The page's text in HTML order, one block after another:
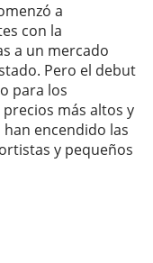
a
con la
a un mercado
Pero el debut
para los
más altos y
encendido las
y pequeños